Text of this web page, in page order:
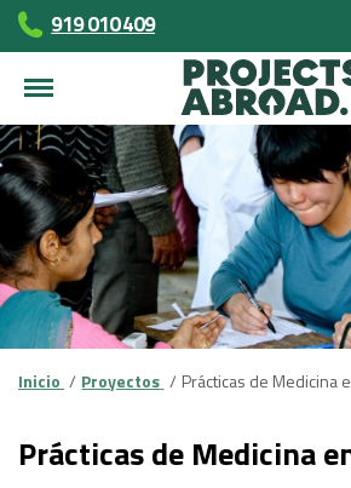
919 010 409
Inicio Proyectos Prácticas de Medicina
Prácticas de Medicina